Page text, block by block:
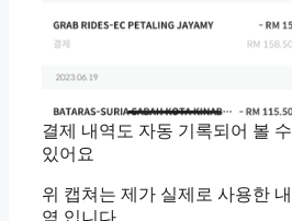
결제 내역도 자동 기록되어 볼 수
있어요
위 캡쳐는 제가 실제로 사용한 내